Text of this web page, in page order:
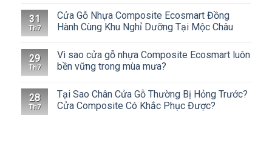
31
Th7
Cửa Gỗ Nhựa Composite Ecosmart Đồng
Hành Cùng Khu Nghỉ Dưỡng Tại Mộc Châu
29
Th7
Vì sao cửa gỗ nhựa Composite Ecosmart luôn
bền vững trong mùa mưa?
28
Th7
Tại Sao Chân Cửa Gỗ Thường Bị Hỏng Trước?
Cửa Composite Có Khắc Phục Được?